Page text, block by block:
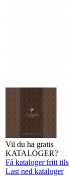
Vil du ha gratis
KATALOGER?
Få kataloger fritt
Last ned kataloger